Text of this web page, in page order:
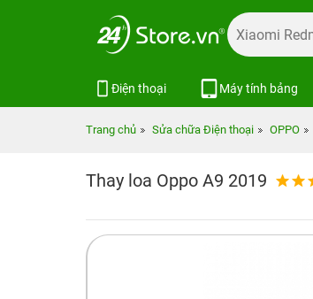
Điện thoại Máy tính bảng
Trang chủ Sửa chữa Điện thoại OPPO
Thay loa Oppo A9 2019